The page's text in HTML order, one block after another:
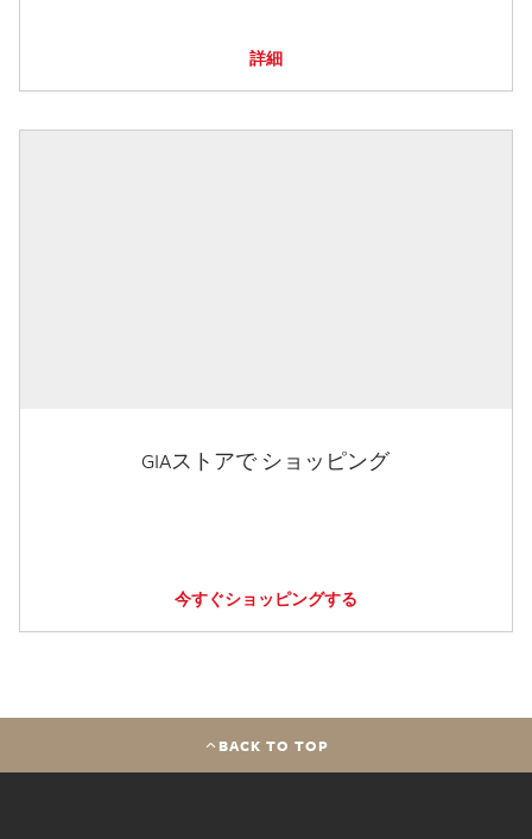
詳細
GIAストアで ショッピング
今すぐショッピングする
BACK TO TOP